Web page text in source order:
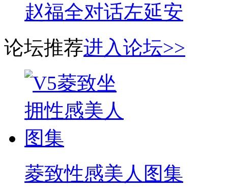
赵福全对话左延安
论坛推荐进入论坛>>
菱致性感美人图集